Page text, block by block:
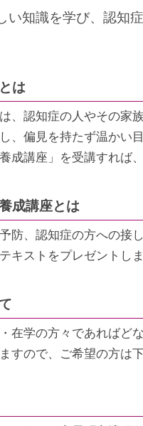
い知識を学び、認知
は
、認知症の人やその家
、偏見を持たず温かい
成講座」を受講すれば
成講座とは
防、認知症の方への接
キストをプレゼントしま
在学の方々であればど
すので、ご希望の方は